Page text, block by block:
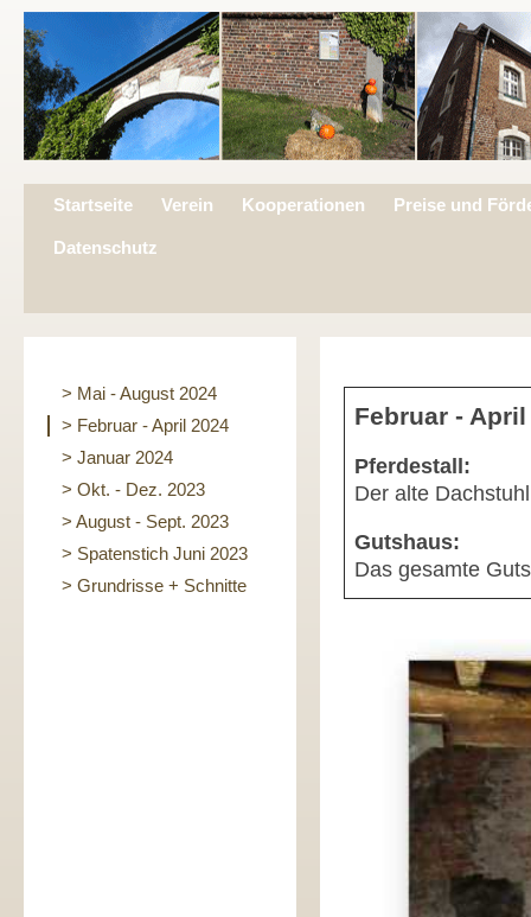
Startseite Verein Kooperationen Preise und
Datenschutz
> Mai - August 2024
> Februar - April 2024
> Januar 2024
> Okt. - Dez. 2023
> August - Sept. 2023
> Spatenstich Juni 2023
> Grundrisse + Schnitte
Februar -
Pferdestall:
Der alte
Gutshaus:
Das gesamte